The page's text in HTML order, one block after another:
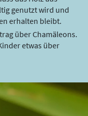
genutzt wird und
erhalten bleibt.
über Chamäleons.
etwas über